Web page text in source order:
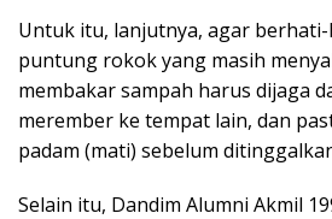
Untuk itu, lanjutnya, agar
puntung rokok yang masih
membakar sampah harus dijaga
merember ke tempat lain, dan
padam (mati) sebelum
Selain itu, Dandim Alumni Akmil